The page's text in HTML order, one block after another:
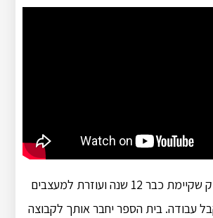
יש קבוצה בפייסבוק שקיימת כבר 12 שנה ועוזרת למעצבים
עבודה. בית הספר יחבר אותך לקבוצה